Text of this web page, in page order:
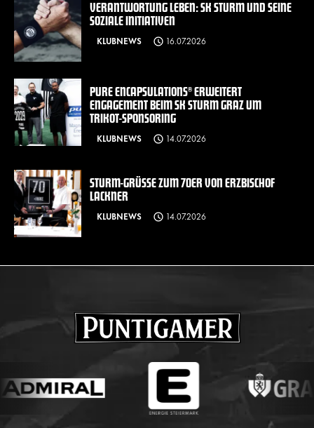
VERANTWORTUNG LEBEN: SK STURM UND SEINE
SOZIALE INITIATIVEN
KLUBNEWS 16.07.2026
PURE ENCAPSULATIONS® ERWEITERT
ENGAGEMENT BEIM SK STURM GRAZ UM
TRIKOT-SPONSORING
KLUBNEWS 14.07.2026
STURM-GRÜSSE ZUM 70ER VON ERZBISCHOF L
ACKNER
KLUBNEWS 14.07.2026